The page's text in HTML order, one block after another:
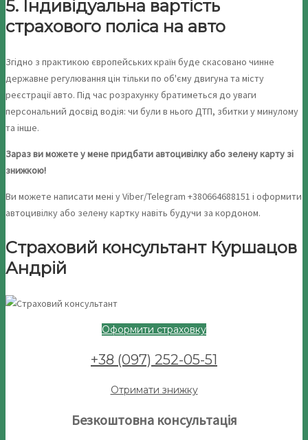
5. Індивідуальна вартість
страхового поліса на авто
Згідно з практикою європейських країн буде скасовано чинне
державне регулювання цін тільки по об'єму двигуна та місту
реєстрації авто. Під час розрахунку братиметься до уваги
персональний досвід водія: чи були в нього ДТП, збитки у минулому
та інше.
Зараз ви можете у мене придбати автоцивілку або зелену карту зі
знижкою!
Ви можете написати мені у Viber/Telegram +380664688151 і оформити
автоцивілку або зелену картку навіть будучи за кордоном.
Страховий консультант Куршацов
Андрій
Оформити страховку
+38 (097) 252-05-51
Отримати знижку
Безкоштовна консультація